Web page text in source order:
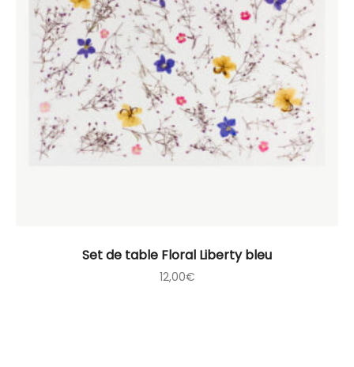
Set de table Floral Liberty bleu
12,00€